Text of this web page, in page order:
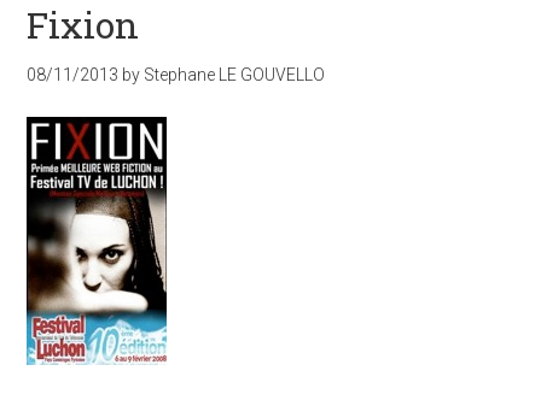
Fixion
08/11/2013 by Stephane LE GOUVELLO